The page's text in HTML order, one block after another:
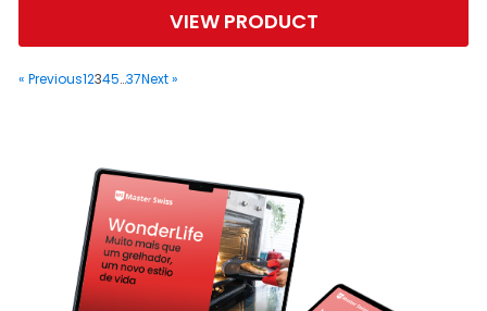
VIEW PRODUCT
« Previous12345…37Next »